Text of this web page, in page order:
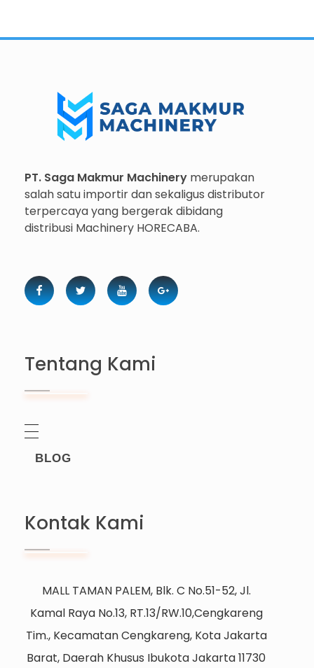
PT. Saga Makmur Machinery merupakan
salah satu importir dan sekaligus distributor
terpercaya yang bergerak dibidang
distribusi Machinery HORECABA.
Tentang Kami
BLOG
Kontak Kami
MALL TAMAN PALEM, Blk. C No.51-52, Jl.
Kamal Raya No.13, RT.13/RW.10,Cengkareng
Tim., Kecamatan Cengkareng, Kota Jakarta
Barat, Daerah Khusus Ibukota Jakarta 11730